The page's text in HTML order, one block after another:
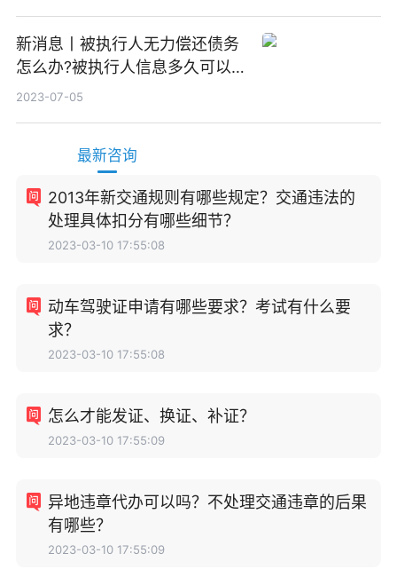
新消息丨被执行人无力偿还债务
怎么办?被执行人信息多久可以
消除?
2023-07-05
最新咨询
2013年新交通规则有哪些规定？交通违法的
处理具体扣分有哪些细节？
2023-03-10 17:55:08
动车驾驶证申请有哪些要求？考试有什么要
求？
2023-03-10 17:55:08
怎么才能发证、换证、补证？
2023-03-10 17:55:09
异地违章代办可以吗？不处理交通违章的后果
有哪些？
2023-03-10 17:55:09